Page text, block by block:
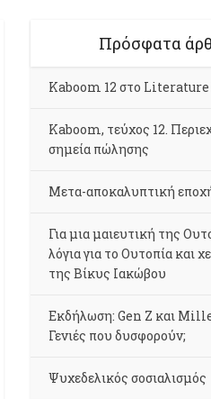
Πρόσφατα
Kaboom 12 στο Literature
Kaboom, τεύχος 12.
σημεία πώλησης
Μετα-αποκαλυπτική
Για μια μαιευτική της
λόγια για το Ουτοπία και
της Βίκυς Ιακώβου
Εκδήλωση: Gen Z και
Γενιές που δυσφορούν;
Ψυχεδελικός σοσιαλισμός